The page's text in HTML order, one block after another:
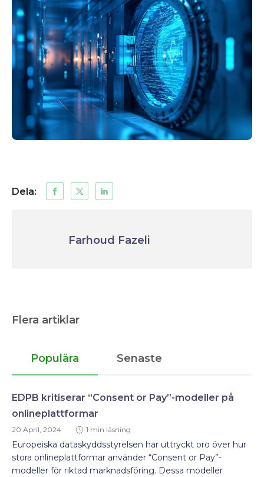
Dela:
Farhoud Fazeli
Flera artiklar
Populära Senaste
EDPB kritiserar “Consent or Pay”-modeller på
onlineplattformar
20 April, 2024 1 min läsning
Europeiska dataskyddsstyrelsen har uttryckt oro över hur
stora onlineplattformar använder “Consent or Pay”-
modeller för riktad marknadsföring. Dessa modeller